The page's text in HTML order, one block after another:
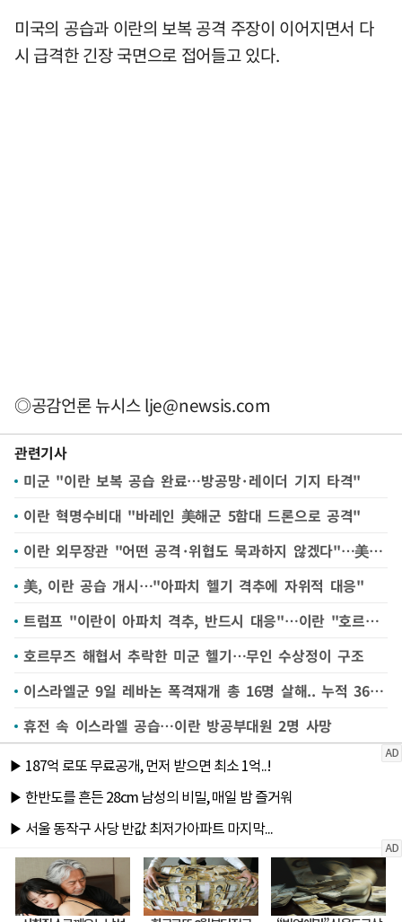
미국의 공습과 이란의 보복 공격 주장이 이어지면서 다
시 급격한 긴장 국면으로 접어들고 있다.
◎공감언론 뉴시스lje@newsis.com
관련기사
미군 "이란 보복 공습 완료…방공망·레이더 기지 타격"
이란 혁명수비대 "바레인 美해군 5함대 드론으로 공격"
이란 외무장관 "어떤 공격·위협도 묵과하지 않겠다"…美에 경고장
美, 이란 공습 개시…"아파치 헬기 격추에 자위적 대응"
트럼프 "이란이 아파치 격추, 반드시 대응"…이란 "호르무즈 떠나라"(종합)
호르무즈 해협서 추락한 미군 헬기…무인 수상정이 구조
이스라엘군 9일 레바논 폭격재개 총 16명 살해.. 누적 3666명 피살
휴전 속 이스라엘 공습…이란 방공부대원 2명 사망